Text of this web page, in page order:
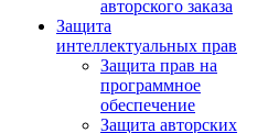
авторского заказа
Защита
интеллектуальных прав
Защита прав на
программное
обеспечение
Защита авторских